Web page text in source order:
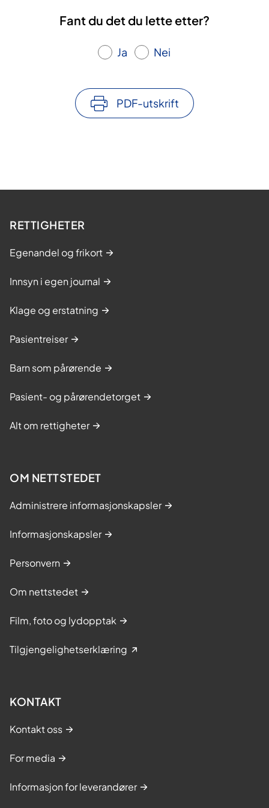
Fant du det du lette etter?
Ja Nei
PDF-utskrift
RETTIGHETER
Egenandel og frikort
Innsyn i egen journal
Klage og erstatning
Pasientreiser
Barn som pårørende
Pasient- og pårørendetorget
Alt om rettigheter
OM NETTSTEDET
Administrere informasjonskapsler
Informasjonskapsler
Personvern
Om nettstedet
Film, foto og lydopptak
Tilgjengelighetserklæring
KONTAKT
Kontakt oss
For media
Informasjon for leverandører